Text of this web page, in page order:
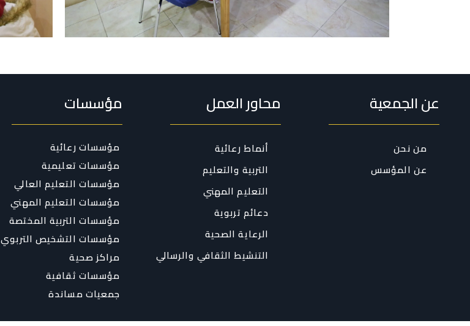
عن الجمعية
من نحن
عن المؤسس
محاور العمل
أنماط رعائية
التربية والتعليم
التعليم المهني
دعائم تربوية
الرعاية الصحية
التنشيط الثقافي والرسالي
مؤسسات
مؤسسات رعائية
مؤسسات تعليمية
مؤسسات التعليم العالي
مؤسسات التعليم المهني
مؤسسات التربية المختصة
مؤسسات التشخيص التربوي
مراكز صحية
مؤسسات ثقافية
جمعيات مساندة